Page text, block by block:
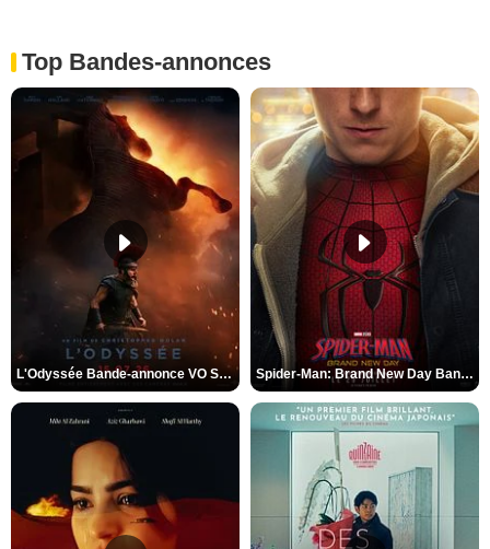
Top Bandes-annonces
L'Odyssée Bande-annonce VO STFR Spider-Man: Brand New Day Bande-annonce VO STFR